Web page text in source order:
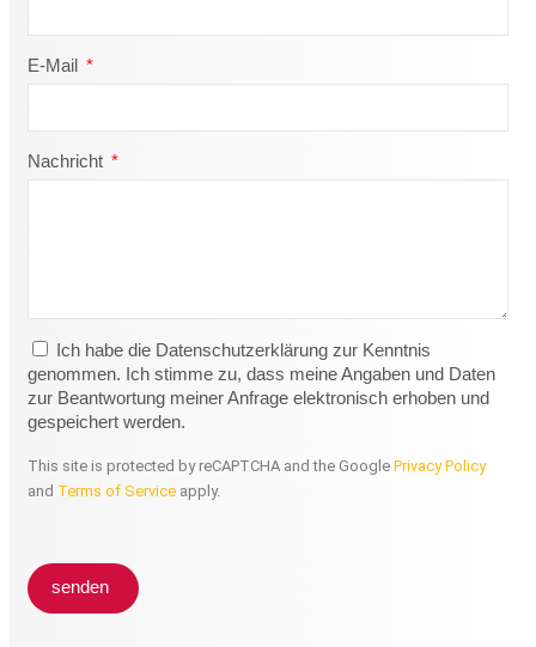
E-Mail
Nachricht
Ich habe die Datenschutzerklärung zur Kenntnis
genommen. Ich stimme zu, dass meine Angaben und Daten
zur Beantwortung meiner Anfrage elektronisch erhoben und
gespeichert werden.
This site is protected by reCAPTCHA and the Google Privacy Policy
and Terms of Service apply.
senden